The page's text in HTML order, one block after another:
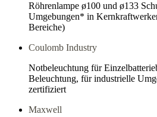
Röhrenlampe ø100 und ø133
Umgebungen* in
Bereiche)
Coulomb Industry
Notbeleuchtung für
Beleuchtung, für industrielle
zertifiziert
Maxwell